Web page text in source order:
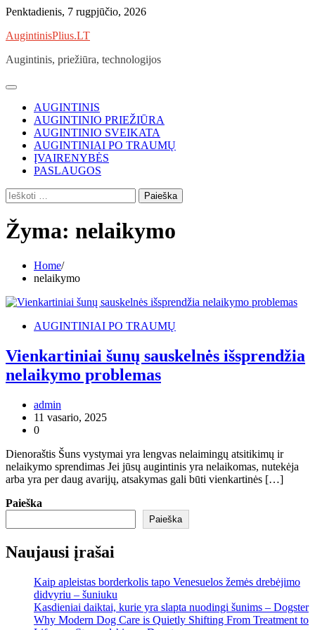
Skip
content
Penktadienis, 7 rugpjūčio, 2026
AugintinisPlius.LT
Augintinis, priežiūra, technologijos
AUGINTINIS
AUGINTINIO PRIEŽIŪRA
AUGINTINIO SVEIKATA
AUGINTINIAI PO TRAUMŲ
ĮVAIRENYBĖS
PASLAUGOS
Ieškoti:
Žyma: nelaikymo
Home
nelaikymo
AUGINTINIAI PO TRAUMŲ
Vienkartiniai šunų sauskelnės išsprendžia
nelaikymo problemas
admin
11 vasario, 2025
0
Dienoraštis Šuns vystymai yra lengvas nelaimingų atsitikimų ir
nelaikymo sprendimas Jei jūsų augintinis yra nelaikomas, nutekėja
arba yra per daug avarijų, atsakymas gali būti vienkartinės […]
Paieška
Paieška
Naujausi įrašai
Kaip apleistas borderkolis tapo Venesuelos žemės drebėjimo
didvyriu – šuniuku
Kasdieniai daiktai, kurie yra slapta nuodingi šunims – Dogster
Why Modern Dog Care is Quietly Shifting From Treatment to